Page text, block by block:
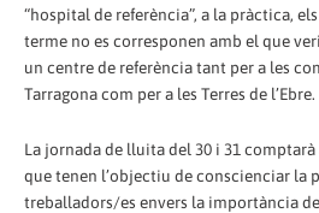
“hospital de referència”, a la pràctica,
terme no es corresponen amb el que
un centre de referència tant per a les
Tarragona com per a les Terres de l’Ebre.
La jornada de lluita del 30 i 31
que tenen l’objectiu de conscienciar la
treballadors/es envers la importància